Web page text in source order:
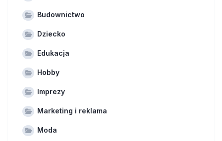
Budownictwo
Dziecko
Edukacja
Hobby
Imprezy
Marketing i reklama
Moda